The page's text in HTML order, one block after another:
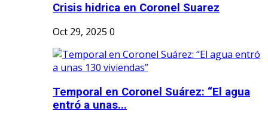
Crisis hidrica en Coronel Suarez
Oct 29, 2025 0
Temporal en Coronel Suárez: “El agua
entró a unas...